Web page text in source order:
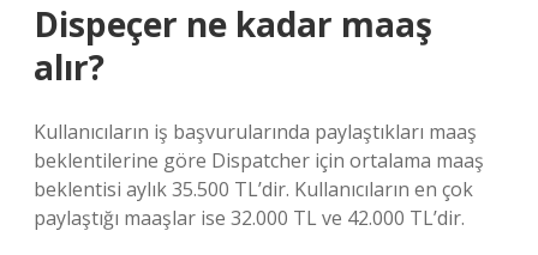
Dispeçer ne kadar maaş
alır?
Kullanıcıların iş başvurularında paylaştıkları maaş
beklentilerine göre Dispatcher için ortalama maaş
beklentisi aylık 35.500 TL’dir. Kullanıcıların en çok
paylaştığı maaşlar ise 32.000 TL ve 42.000 TL’dir.